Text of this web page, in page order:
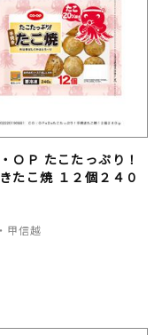
ＯＰ たこたっぷり！
たこ焼 １２個２４０
甲信越